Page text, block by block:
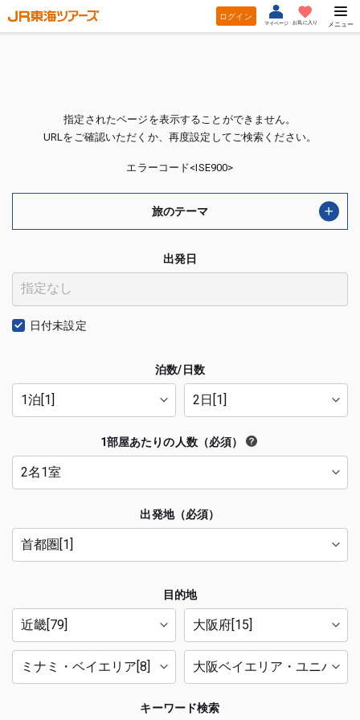
ログイン
マイページ お気に入り メニュー
指定されたページを表示することができません。
URLをご確認いただくか、再度設定してご検索ください。
エラーコード<ISE900>
出発地（必須）
出発日
日付未設定
泊数/日数
1部屋あたりの人数（必須）
目的地
キーワード検索
旅のテーマ